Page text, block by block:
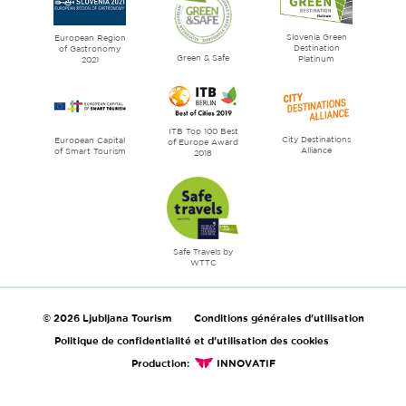
of
literature
European Region
of Gastronomy
2021
Green & Safe
Slovenia Green
Destination
Platinum
European Capital
of Smart Tourism
ITB Top 100 Best
of Europe Award
2018
City Destinations
Alliance
Safe Travels by
WTTC
© 2026 Ljubljana Tourism
Conditions générales d'utilisation
Politique de confidentialité et d'utilisation des cookies
Production:
INNOVATIF